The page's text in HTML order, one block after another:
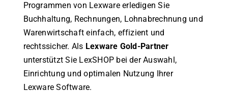
Programmen von Lexware erledigen Sie
Buchhaltung, Rechnungen, Lohnabrechnung und
Warenwirtschaft einfach, effizient und
rechtssicher. Als Lexware Gold-Partner
unterstützt Sie LexSHOP bei der Auswahl,
Einrichtung und optimalen Nutzung Ihrer
Lexware Software.